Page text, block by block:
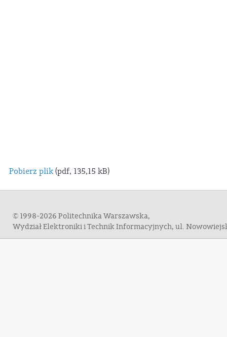
Pobierz plik(pdf, 135,15 kB)
© 1998-2026 Politechnika Warszawska,
Wydział Elektroniki i Technik Informacyjnych, ul.